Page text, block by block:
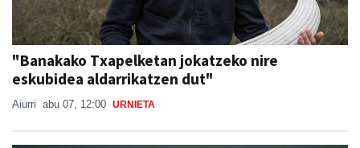
"Banakako Txapelketan jokatzeko nire
eskubidea aldarrikatzen dut"
Aiurri abu 07, 12:00 URNIETA